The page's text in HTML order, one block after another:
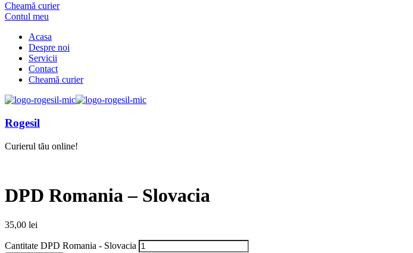
Cheamă curier
Contul meu
Acasa
Despre noi
Servicii
Contact
Cheamă curier
Rogesil
Curierul tău online!
DPD Romania – Slovacia
35,00 lei
Cantitate DPD Romania - Slovacia